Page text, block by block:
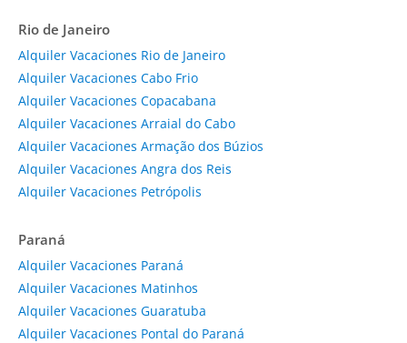
Rio de Janeiro
Alquiler Vacaciones Rio de Janeiro
Alquiler Vacaciones Cabo Frio
Alquiler Vacaciones Copacabana
Alquiler Vacaciones Arraial do Cabo
Alquiler Vacaciones Armação dos Búzios
Alquiler Vacaciones Angra dos Reis
Alquiler Vacaciones Petrópolis
Paraná
Alquiler Vacaciones Paraná
Alquiler Vacaciones Matinhos
Alquiler Vacaciones Guaratuba
Alquiler Vacaciones Pontal do Paraná